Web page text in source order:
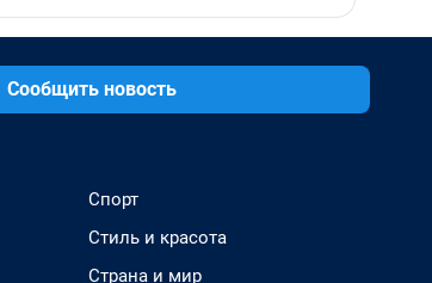
Сообщить новость
Спорт
Стиль и красота
Страна и мир